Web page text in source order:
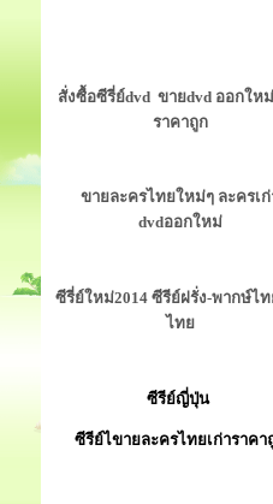
สั่งซื้อซีรี่ย์dvd ขายdvd ออกให
ราคาถูก
ขายละครไทยใหม่ๆ ละครเก่
dvdออกใหม่
ซีรี่ย์ใหม่2014 ซีรีย์ฝรั่ง-พากษ์ไ
ไทย
ซีรีย์ญี่ปุ่น
ซีรีย์ไขายละครไทยเก่าราคา